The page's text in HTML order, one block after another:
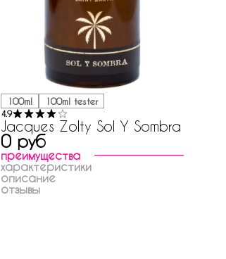
100ml 100ml tester
4.9
Jacques Zolty Sol Y Sombra
0 руб
преимущества
характеристики
описание
отзывы